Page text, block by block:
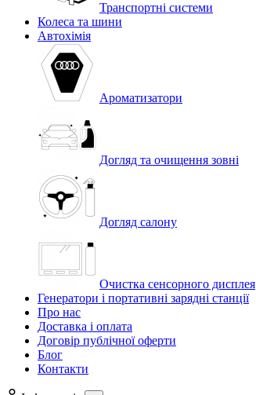
Транспортні системи
Колеса та шини
Автохімія
Ароматизатори
Догляд та очищення зовні
Догляд салону
Очистка сенсорного дисплея
Генератори і портативні зарядні станції
Про нас
Доставка і оплата
Договір публічної оферти
Блог
Контакти